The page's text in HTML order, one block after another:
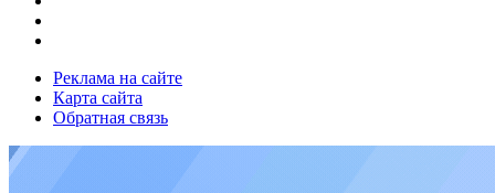
Реклама на сайте
Карта сайта
Обратная связь